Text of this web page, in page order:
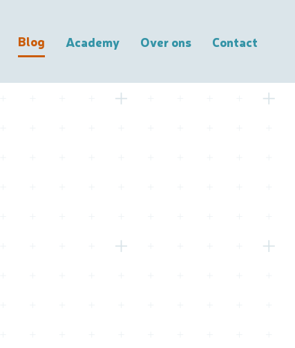
Blog Academy Over ons Contact